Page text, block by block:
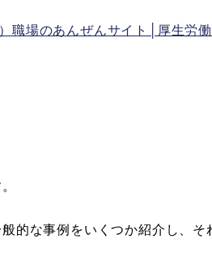
職場のあんぜんサイト│厚生労
的な事例をいくつか紹介し、